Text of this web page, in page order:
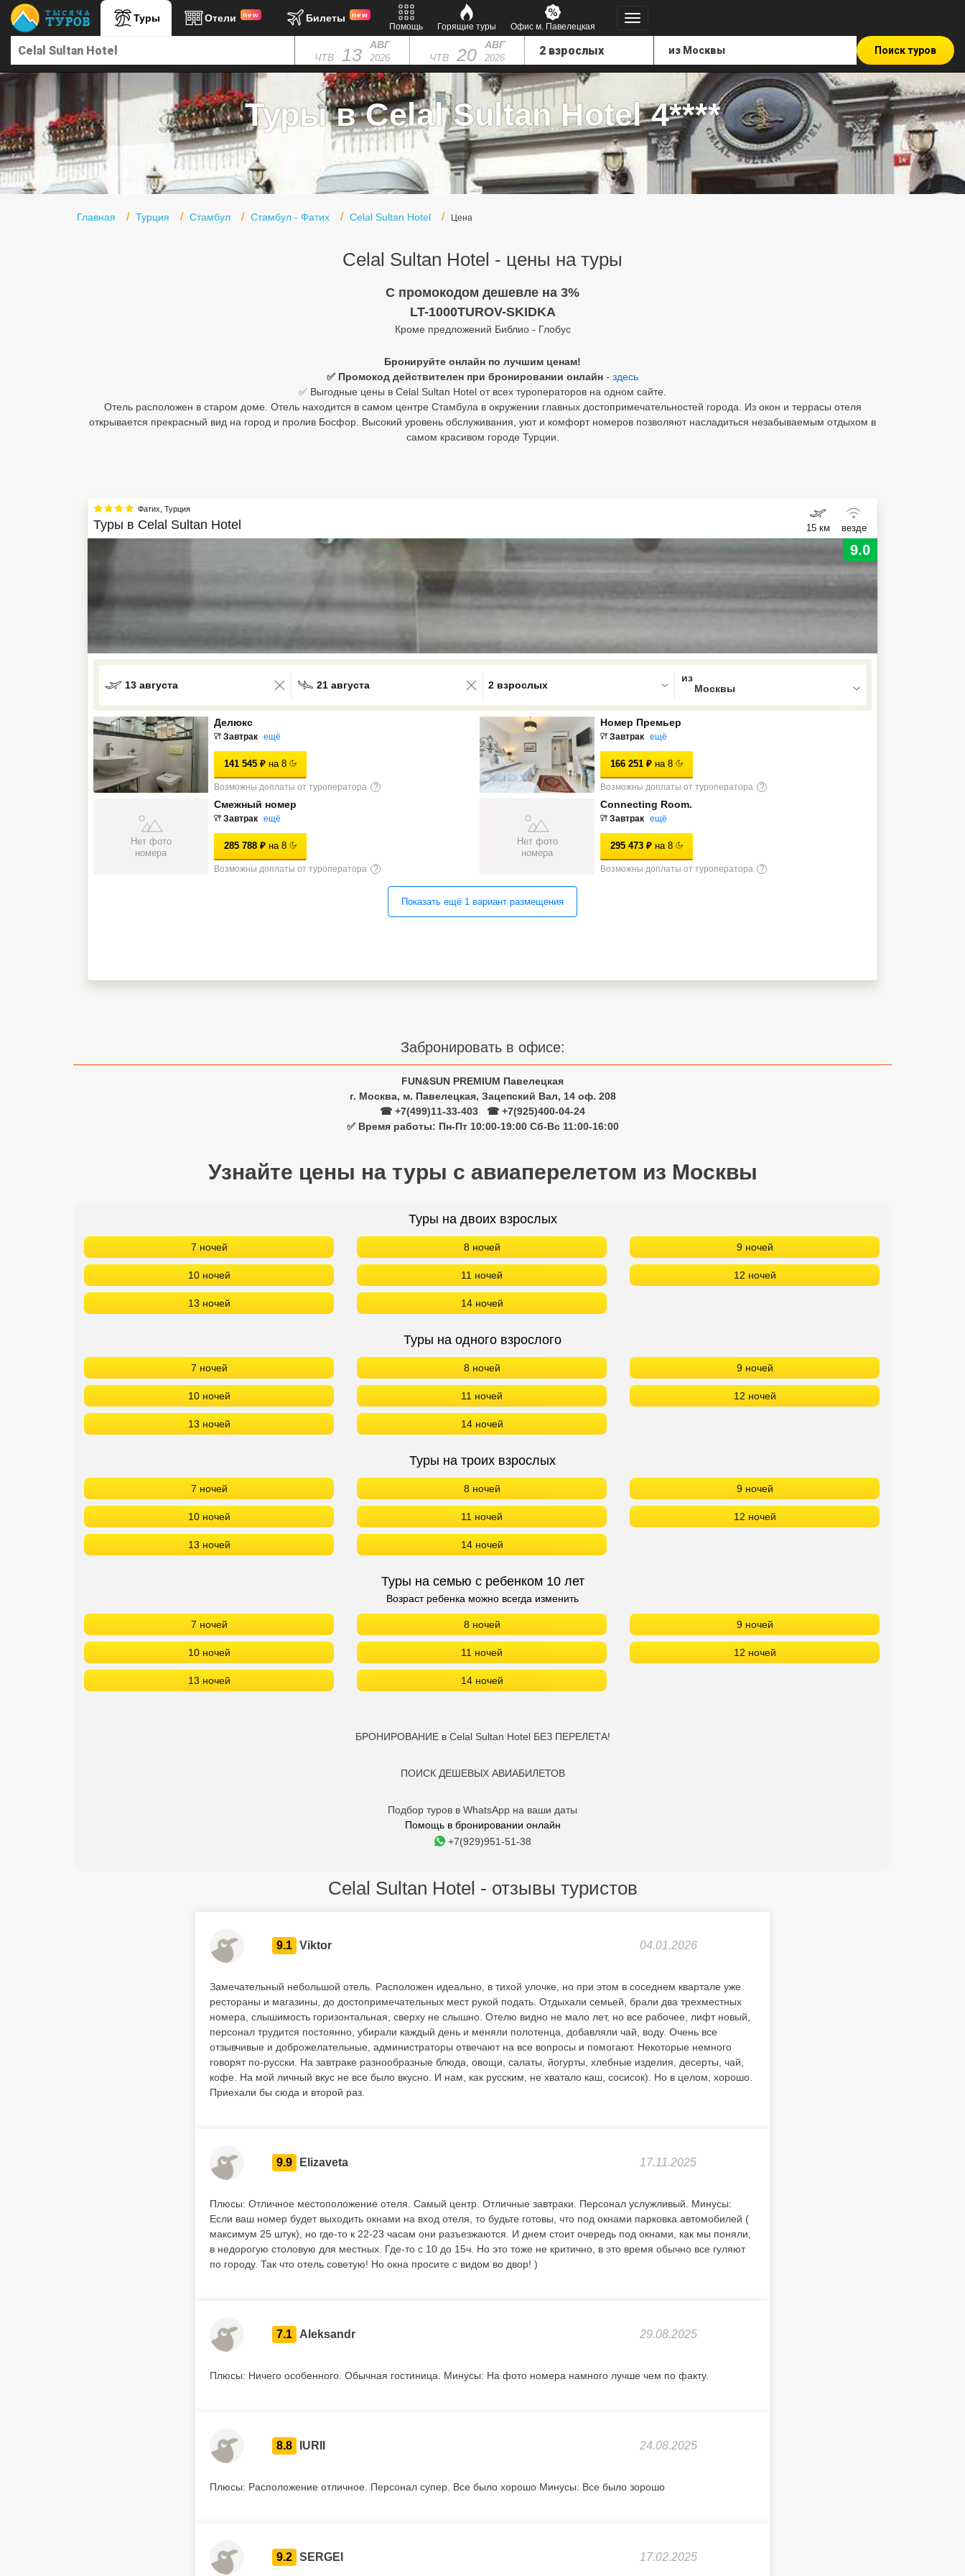
Туры Отели new Билеты new
Помощь Горящие туры Офис м. Павелецкая
ЧТВ 13 АВГ
2026 ЧТВ 20 АВГ
2026
Поиск туров
Туры в Celal Sultan Hotel 4****
Главная Турция Стамбул Стамбул - Фатих Celal Sultan Hotel Цена
Celal Sultan Hotel - цены на туры
C промокодом дешевле на 3%
LT-1000TUROV-SKIDKA
Кроме предложений Библио - Глобус
Бронируйте онлайн по лучшим ценам!
✅ Промокод действителен при бронировании онлайн - здесь
✅ Выгодные цены в Celal Sultan Hotel от всех туроператоров на одном сайте.
Отель расположен в старом доме. Отель находится в самом центре Стамбула в окружении главных достопримечательностей города. Из окон и террасы отеля
открывается прекрасный вид на город и пролив Босфор. Высокий уровень обслуживания, уют и комфорт номеров позволяют насладиться незабываемым отдыхом в
самом красивом городе Турции.
Фатих Турция
Туры в Celal Sultan Hotel 15 км везде
9.0
13 августа 21 августа
0 results available. Select is focused , press Down to open the menu,
2 взрослых
Делюкс
Завтрак ещё
141 545 ₽ на 8
Возможны доплаты от туроператора ?
Номер Премьер
Завтрак ещё
166 251 ₽ на 8
Возможны доплаты от туроператора ?
Нет фото
номера
Смежный номер
Завтрак ещё
285 788 ₽ на 8
Возможны доплаты от туроператора ?
Нет фото
номера
Connecting Room.
Завтрак ещё
295 473 ₽ на 8
Возможны доплаты от туроператора ?
Показать ещё 1 вариант размещения
Забронировать в офисе:
FUN&SUN PREMIUM Павелецкая
г. Москва, м. Павелецкая, Зацепский Вал, 14 оф. 208
☎ +7(499)11-33-403
☎ +7(925)400-04-24
✅ Время работы: Пн-Пт 10:00-19:00 Сб-Вс 11:00-16:00
Узнайте цены на туры с авиаперелетом из Москвы
Туры на двоих взрослых
7 ночей 8 ночей 9 ночей
10 ночей 11 ночей 12 ночей
13 ночей 14 ночей
Туры на одного взрослого
7 ночей 8 ночей 9 ночей
10 ночей 11 ночей 12 ночей
13 ночей 14 ночей
Туры на троих взрослых
7 ночей 8 ночей 9 ночей
10 ночей 11 ночей 12 ночей
13 ночей 14 ночей
Туры на семью с ребенком 10 лет
Возраст ребенка можно всегда изменить
7 ночей 8 ночей 9 ночей
10 ночей 11 ночей 12 ночей
13 ночей 14 ночей
БРОНИРОВАНИЕ в Celal Sultan Hotel БЕЗ ПЕРЕЛЕТА!
ПОИСК ДЕШЕВЫХ АВИАБИЛЕТОВ
Подбор туров в WhatsApp на ваши даты
Помощь в бронировании онлайн
+7(929)951-51-38
Celal Sultan Hotel - отзывы туристов
9.1 Viktor 04.01.2026
Замечательный небольшой отель. Расположен идеально, в тихой улочке, но при этом в соседнем квартале уже
рестораны и магазины, до достопримечательных мест рукой подать. Отдыхали семьей, брали два трехместных
номера, слышимость горизонтальная, сверху не слышно. Отелю видно не мало лет, но все рабочее, лифт новый,
персонал трудится постоянно, убирали каждый день и меняли полотенца, добавляли чай, воду. Очень все
отзывчивые и доброжелательные, администраторы отвечают на все вопросы и помогают. Некоторые немного
говорят по-русски. На завтраке разнообразные блюда, овощи, салаты, йогурты, хлебные изделия, десерты, чай,
кофе. На мой личный вкус не все было вкусно. И нам, как русским, не хватало каш, сосисок). Но в целом, хорошо.
Приехали бы сюда и второй раз.
9.9 Elizaveta 17.11.2025
Плюсы: Отличное местоположение отеля. Самый центр. Отличные завтраки. Персонал услужливый. Минусы:
Если ваш номер будет выходить окнами на вход отеля, то будьте готовы, что под окнами парковка автомобилей (
максимум 25 штук), но где-то к 22-23 часам они разъезжаются. И днем стоит очередь под окнами, как мы поняли,
в недорогую столовую для местных. Где-то с 10 до 15ч. Но это тоже не критично, в это время обычно все гуляют
по городу. Так что отель советую! Но окна просите с видом во двор! )
7.1 Aleksandr 29.08.2025
Плюсы: Ничего особенного. Обычная гостиница. Минусы: На фото номера намного лучше чем по факту.
8.8 IURII 24.08.2025
Плюсы: Расположение отличное. Персонал супер. Все было хорошо Минусы: Все было зорошо
9.2 SERGEI 17.02.2025
Главная
Туры в Турцию
Туры в Египет
Туры в ОАЭ
Офис г. Москва
VIP отели 5 звезд
ТОП 10 лучших отелей 5*
ТОП 10 недорогих отелей
Лучшие отели 4* звезды
Сетевые отели Турции
Сетевые отели Таиланда
Сетевые отели Сейшел
Сетевые отели Маврикия